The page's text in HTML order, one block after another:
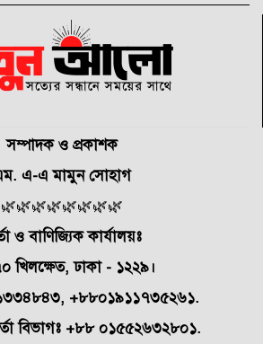
সম্পাদক ও প্রকাশক
এ-এ মামুন সোহাগ
🌿🌿🌿🌿🌿🌿🌿🌿
ও বাণিজ্যিক কার্যালয়ঃ
খিলক্ষেত,ঢাকা - ১২২৯।
+৮৮০১৯১১৭৩৫২৬১.
+৮৮ ০১৫৫২৬৩২৮০১.